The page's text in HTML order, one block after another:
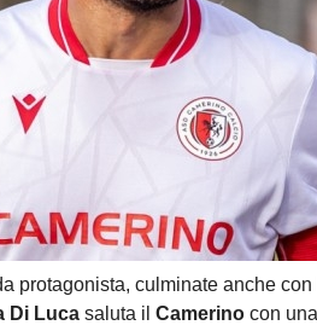
protagonista, culminate anche
Di Luca saluta il Camerino con